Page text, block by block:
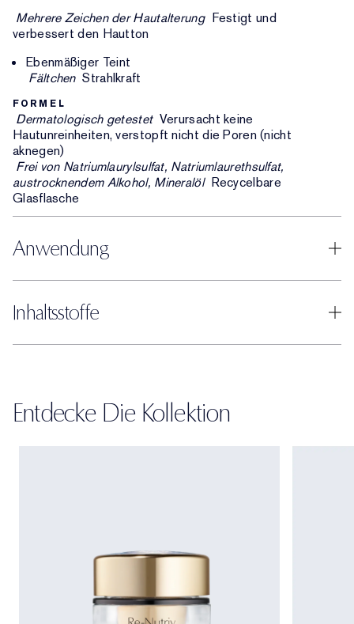
Mehrere Zeichen der Hautalterung Festigt und
verbessert den Hautton
Ebenmäßiger Teint
Fältchen Strahlkraft
FORMEL
Dermatologisch getestet Verursacht keine
Hautunreinheiten, verstopft nicht die Poren (nicht
aknegen)
Frei von Natriumlaurylsulfat, Natriumlaurethsulfat,
austrocknendem Alkohol, Mineralöl Recycelbare
Glasflasche
Anwendung
Inhaltsstoffe
Entdecke Die Kollektion